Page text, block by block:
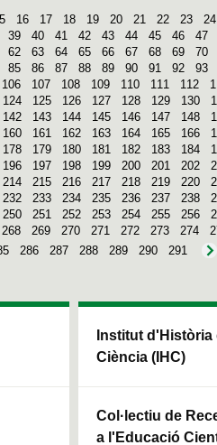
16 17 18 19 20 21 22 23 24
39 40 41 42 43 44 45 46 47
62 63 64 65 66 67 68 69 70
85 86 87 88 89 90 91 92 93
106 107 108 109 110 111 112
124 125 126 127 128 129 130
142 143 144 145 146 147 148
160 161 162 163 164 165 166
178 179 180 181 182 183 184
196 197 198 199 200 201 202
214 215 216 217 218 219 220
232 233 234 235 236 237 238
250 251 252 253 254 255 256
268 269 270 271 272 273 274
286 287 288 289 290 291
Institut d'Història
Ciència (IHC)
Col·lectiu de
a l'Educació